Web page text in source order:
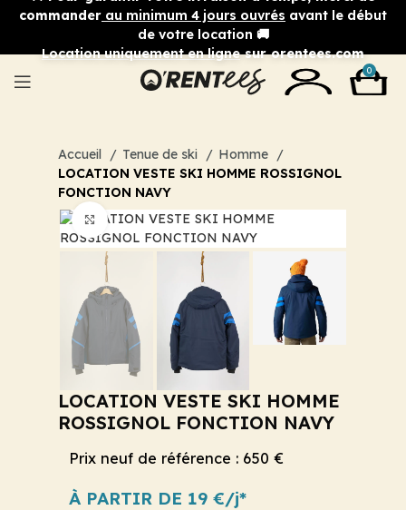
commander au minimum 4 jours ouvrés avant le début
de votre location 🚚
Location uniquement en lignesur orentees.com
0
Accueil Tenue de ski
Homme
LOCATION VESTE SKI HOMME ROSSIGNOL
FONCTION NAVY
Cliquez pour agrandir
LOCATION VESTE SKI HOMME
ROSSIGNOL FONCTION NAVY
Prix neuf de référence : 650 €
À PARTIR DE 19 €/j*